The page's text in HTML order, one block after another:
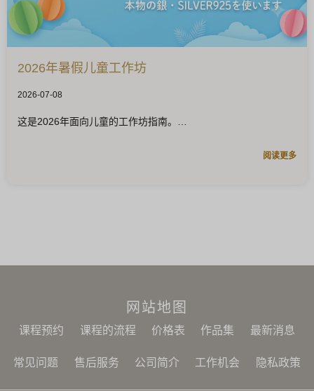
2026年暑假儿童工作坊
2026-07-08
这是2026年面向儿童的工作坊指南。
阅读更多
网站地图
课程预约 课程的流程 价格表 作品集 最新消息
常见问题 售后服务 公司简介 工作机会 隐私政策